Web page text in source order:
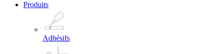
Produits
Adhésifs